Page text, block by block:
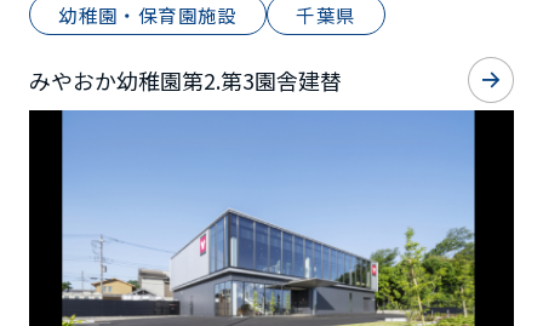
幼稚園・保育園施設 千葉県
みやおか幼稚園第2.第3園舎建替